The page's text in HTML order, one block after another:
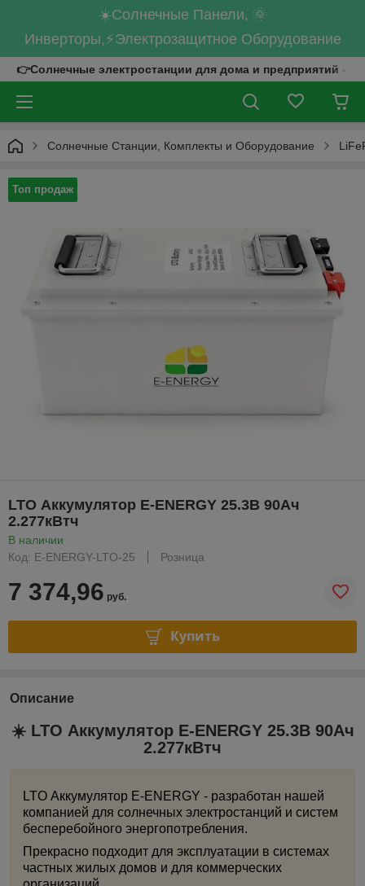
☀️Солнечные Панели, 🌞
Инверторы,⚡Электрозащитное Оборудование
👉Солнечные электростанции для дома и предприятий -
Солнечные Станции, Комплекты и Оборудование
Топ продаж
LTO Аккумулятор E-ENERGY 25.3В 90Ач
2.277кВтч
В наличии
Код: E-ENERGY-LTO-25
Розница
7 374,96 руб.
Купить
Описание
☀️ LTO Аккумулятор E-ENERGY 25.3В 90Ач
2.277кВтч
LTO Аккумулятор E-ENERGY - разработан нашей
компанией для солнечных электростанций и систем
бесперебойного энергопотребления.
Прекрасно подходит для эксплуатации в системах
частных жилых домов и для коммерческих